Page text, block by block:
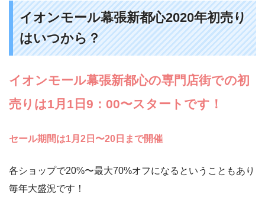
イオンモール幕張新都心2020年初売り
はいつから？
イオンモール幕張新都心の専門店街での初
売りは1月1日9：00〜スタートです！
セール期間は1月2日〜20日まで開催
各ショップで20%〜最大70%オフになるということもあり
毎年大盛況です！